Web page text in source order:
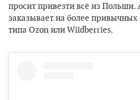
просит привезти всё из Польши.
заказывает на более привычных
типа Ozon или Wildberries.